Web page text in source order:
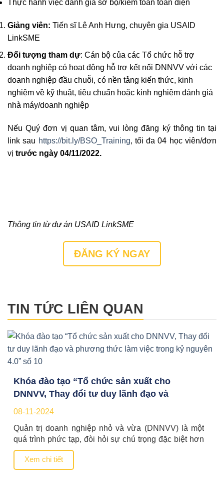
Thực hành việc đánh giá sơ bộ/kiểm toán toàn diện
Giảng viên: Tiến sĩ Lê Anh Hưng, chuyên gia USAID
LinkSME
Đối tượng tham dự: Cán bộ của các Tổ chức hỗ trợ
doanh nghiệp có hoạt động hỗ trợ kết nối DNNVV với các
doanh nghiệp đầu chuỗi, có nền tảng kiến thức, kinh
nghiệm về kỹ thuật, tiêu chuẩn hoặc kinh nghiệm đánh giá
nhà máy/doanh nghiệp
Nếu Quý đơn vị quan tâm, vui lòng đăng ký thông tin tại
link sau https://bit.ly/BSO_Training, tối đa 04 học viên/đơn
vị trước ngày 04/11/2022.
Thông tin từ dự án USAID LinkSME
ĐĂNG KÝ NGAY
TIN TỨC LIÊN QUAN
Khóa đào tạo “Tổ chức sản xuất cho
DNNVV, Thay đổi tư duy lãnh đạo và
phương thức làm việc trong kỷ nguyên 4.0”
08-11-2024
Quản trị doanh nghiệp nhỏ và vừa (DNNVV) là một
quá trình phức tạp, đòi hỏi sự chú trọng đặc biệt hơn
là đối với DNNVV khởi sự kinh doanh. Trong bối
cảnh kinh doanh và xã hội luôn thay đổi không
ngừng, các doanh nghiệp, đặc biệt DNNVV khởi sự
Xem chi tiết